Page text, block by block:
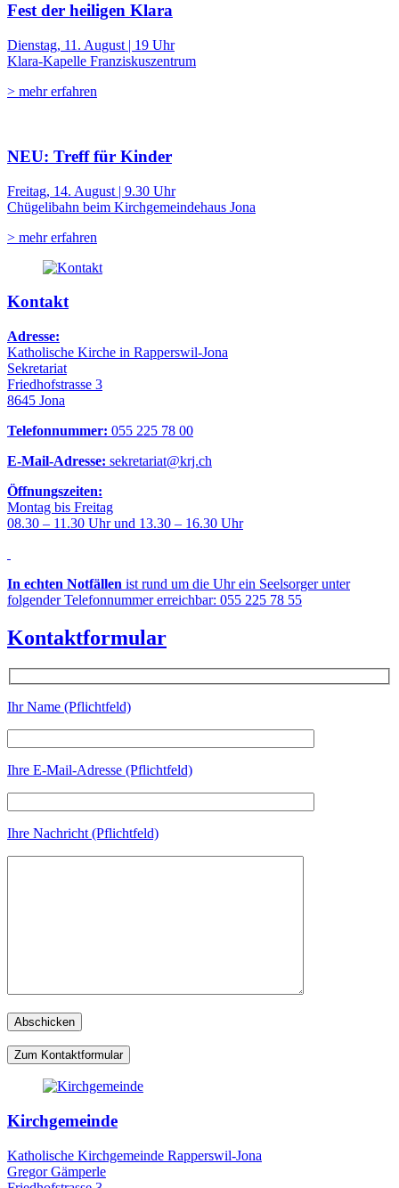
Fest der heiligen Klara
Dienstag, 11. August | 19 Uhr
Klara-Kapelle Franziskuszentrum
> mehr erfahren
NEU: Treff für Kinder
Freitag, 14. August | 9.30 Uhr
Chügelibahn beim Kirchgemeindehaus Jona
> mehr erfahren
Kontakt
Adresse:
Katholische Kirche in Rapperswil-Jona
Sekretariat
Friedhofstrasse 3
8645 Jona
Telefonnummer: 055 225 78 00
E-Mail-Adresse: sekretariat@krj.ch
Öffnungszeiten:
Montag bis Freitag
08.30 – 11.30 Uhr und 13.30 – 16.30 Uhr
In echten Notfällen ist rund um die Uhr ein Seelsorger unter
folgender Telefonnummer erreichbar: 055 225 78 55
Kontaktformular
Ihr Name (Pflichtfeld)
Ihre E-Mail-Adresse (Pflichtfeld)
Ihre Nachricht (Pflichtfeld)
Zum Kontaktformular
Kirchgemeinde
Katholische Kirchgemeinde Rapperswil-Jona
Gregor Gämperle